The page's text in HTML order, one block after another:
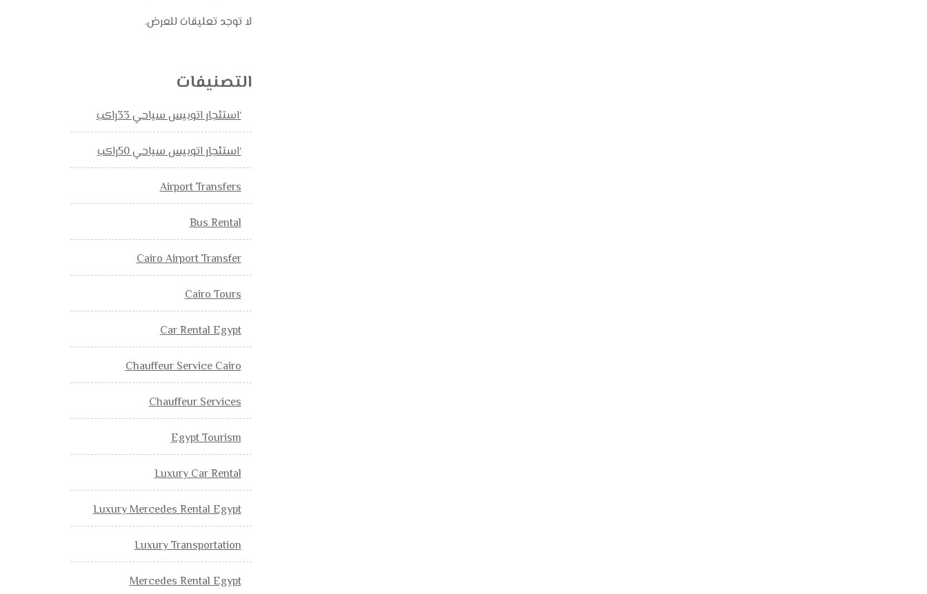
لا توجد تعليقات للعرض.
التصنيفات
‘استئجار اتوبيس سياحي 33راكب
‘استئجار اتوبيس سياحي 50راكب
Airport Transfers
Bus Rental
Cairo Airport Transfer
Cairo Tours
Car Rental Egypt
Chauffeur Service Cairo
Chauffeur Services
Egypt Tourism
Luxury Car Rental
Luxury Mercedes Rental Egypt
Luxury Transportation
Mercedes Rental Egypt